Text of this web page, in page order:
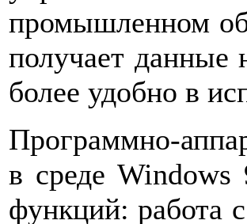
промышленном
получает данные
более удобно в
Программно-
в среде
функций: работа